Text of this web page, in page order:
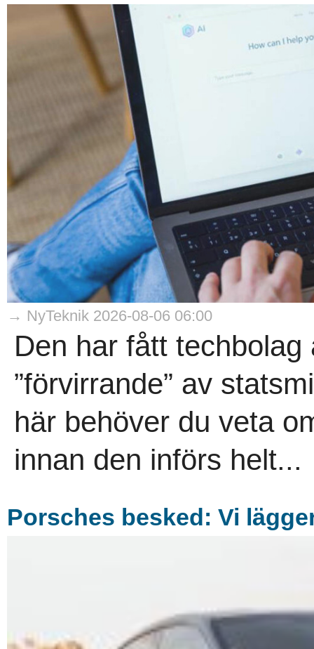
→ NyTeknik 2026-08-06 06:00
Den har fått
”förvirrande” av
här behöver du veta
innan den införs helt...
Porsches besked: Vi